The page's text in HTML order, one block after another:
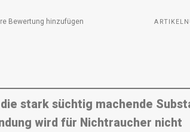
Bewertung hinzufügen
stark süchtig machende
wird für Nichtraucher nicht